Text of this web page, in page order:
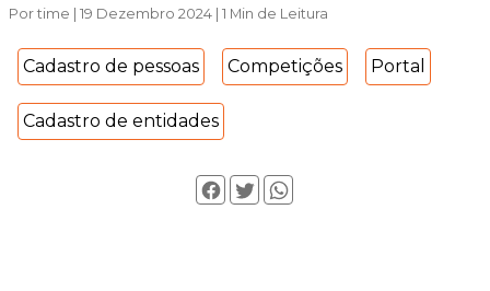
Por time | 19 Dezembro 2024 | 1 Min de Leitura
Cadastro de pessoas Competições Portal
Cadastro de entidades